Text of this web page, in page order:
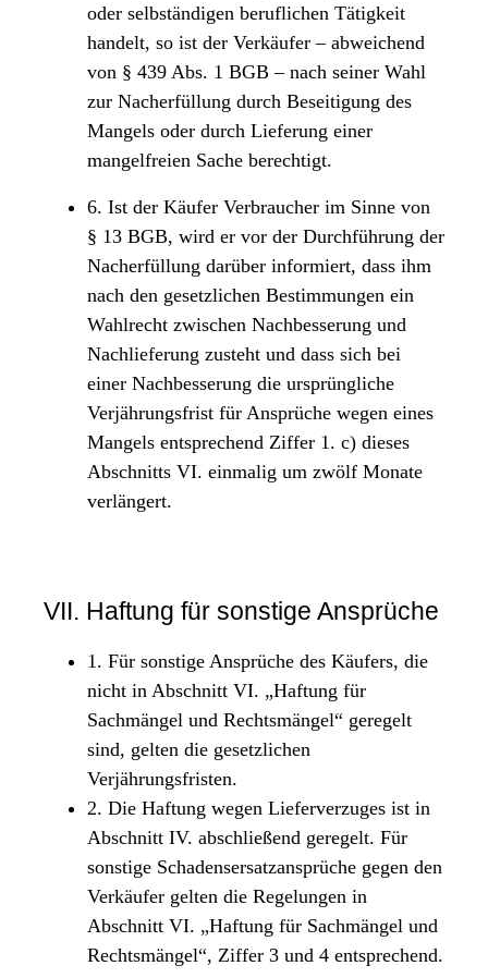
oder selbständigen beruflichen Tätigkeit
handelt, so ist der Verkäufer – abweichend
von § 439 Abs. 1 BGB – nach seiner Wahl
zur Nacherfüllung durch Beseitigung des
Mangels oder durch Lieferung einer
mangelfreien Sache berechtigt.
6. Ist der Käufer Verbraucher im Sinne von
§ 13 BGB, wird er vor der Durchführung der
Nacherfüllung darüber informiert, dass ihm
nach den gesetzlichen Bestimmungen ein
Wahlrecht zwischen Nachbesserung und
Nachlieferung zusteht und dass sich bei
einer Nachbesserung die ursprüngliche
Verjährungsfrist für Ansprüche wegen eines
Mangels entsprechend Ziffer 1. c) dieses
Abschnitts VI. einmalig um zwölf Monate
verlängert.
VII. Haftung für sonstige Ansprüche
1. Für sonstige Ansprüche des Käufers, die
nicht in Abschnitt VI. „Haftung für
Sachmängel und Rechtsmängel“ geregelt
sind, gelten die gesetzlichen
Verjährungsfristen.
2. Die Haftung wegen Lieferverzuges ist in
Abschnitt IV. abschließend geregelt. Für
sonstige Schadensersatzansprüche gegen den
Verkäufer gelten die Regelungen in
Abschnitt VI. „Haftung für Sachmängel und
Rechtsmängel“, Ziffer 3 und 4 entsprechend.